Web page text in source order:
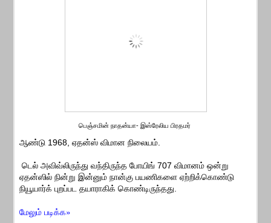
பெஞ்சமின் நாதன்யா- இஸ்ரேலிய பிரதமர்
ஆண்டு 1968, ஏதன்ஸ் விமான நிலையம்.
டெல் அவிவ்லிருந்து வந்திருந்த போயிங் 707 விமானம் ஒன்று
ஏதன்ஸில் நின்று இன்னும் நான்கு பயணிகளை ஏற்றிக்கொண்டு
நியூயார்க் புறப்பட தயாராகிக் கொண்டிருந்தது.
மேலும் படிக்க»